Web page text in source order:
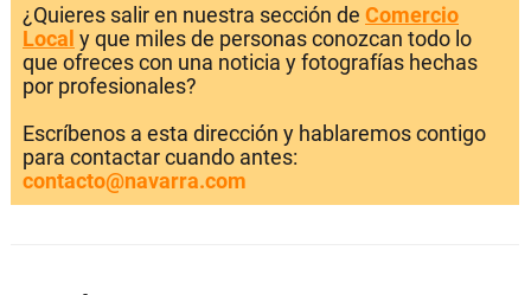
¿Quieres salir en nuestra sección de Comercio
Local y que miles de personas conozcan todo lo
que ofreces con una noticia y fotografías hechas
por profesionales?
Escríbenos a esta dirección y hablaremos contigo
para contactar cuando antes:
contacto@navarra.com